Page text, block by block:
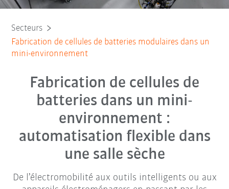
Secteurs
Fabrication de cellules de batteries modulaires dans un
mini-environnement
Fabrication de cellules de
batteries dans un mini-
environnement :
automatisation flexible dans
une salle sèche
De l’électromobilité aux outils intelligents ou aux